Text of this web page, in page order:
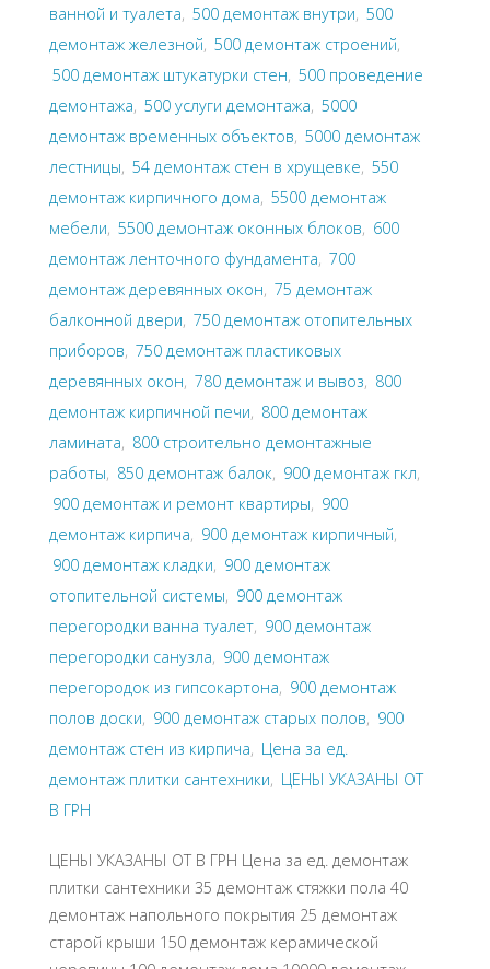
ванной и туалета, 500 демонтаж внутри, 500
демонтаж железной, 500 демонтаж строений,
500 демонтаж штукатурки стен, 500 проведение
демонтажа, 500 услуги демонтажа, 5000
демонтаж временных объектов, 5000 демонтаж
лестницы, 54 демонтаж стен в хрущевке, 550
демонтаж кирпичного дома, 5500 демонтаж
мебели, 5500 демонтаж оконных блоков, 600
демонтаж ленточного фундамента, 700
демонтаж деревянных окон, 75 демонтаж
балконной двери, 750 демонтаж отопительных
приборов, 750 демонтаж пластиковых
деревянных окон, 780 демонтаж и вывоз, 800
демонтаж кирпичной печи, 800 демонтаж
ламината, 800 строительно демонтажные
работы, 850 демонтаж балок, 900 демонтаж гкл,
900 демонтаж и ремонт квартиры, 900
демонтаж кирпича, 900 демонтаж кирпичный,
900 демонтаж кладки, 900 демонтаж
отопительной системы, 900 демонтаж
перегородки ванна туалет, 900 демонтаж
перегородки санузла, 900 демонтаж
перегородок из гипсокартона, 900 демонтаж
полов доски, 900 демонтаж старых полов, 900
демонтаж стен из кирпича, Цена за ед.
демонтаж плитки сантехники, ЦЕНЫ УКАЗАНЫ ОТ
В ГРН
ЦЕНЫ УКАЗАНЫ ОТ В ГРН Цена за ед. демонтаж
плитки сантехники 35 демонтаж стяжки пола 40
демонтаж напольного покрытия 25 демонтаж
старой крыши 150 демонтаж керамической